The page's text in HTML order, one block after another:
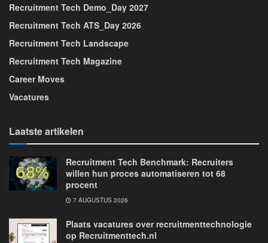
Recruitment Tech Demo_Day 2027
Recruitment Tech ATS_Day 2026
Recruitment Tech Landscape
Recruitment Tech Magazine
Career Moves
Vacatures
Laatste artikelen
Recruitment Tech Benchmark: Recruiters
willen hun proces automatiseren tot 68
procent
7 AUGUSTUS 2026
Plaats vacatures over recruitmenttechnologie
op Recruitmenttech.nl